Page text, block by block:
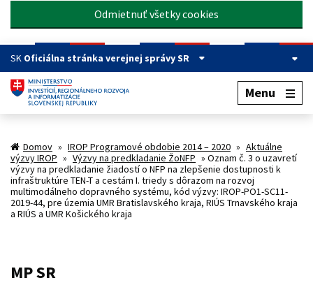
Odmietnuť všetky cookies
SK Oficiálna stránka verejnej správy SR
Menu
Domov » IROP Programové obdobie 2014 – 2020 » Aktuálne
výzvy IROP » Výzvy na predkladanie ŽoNFP » Oznam č. 3 o uzavretí
výzvy na predkladanie žiadostí o NFP na zlepšenie dostupnosti k
infraštruktúre TEN-T a cestám I. triedy s dôrazom na rozvoj
multimodálneho dopravného systému, kód výzvy: IROP-PO1-SC11-
2019-44, pre územia UMR Bratislavského kraja, RIÚS Trnavského kraja
a RIÚS a UMR Košického kraja
MP SR